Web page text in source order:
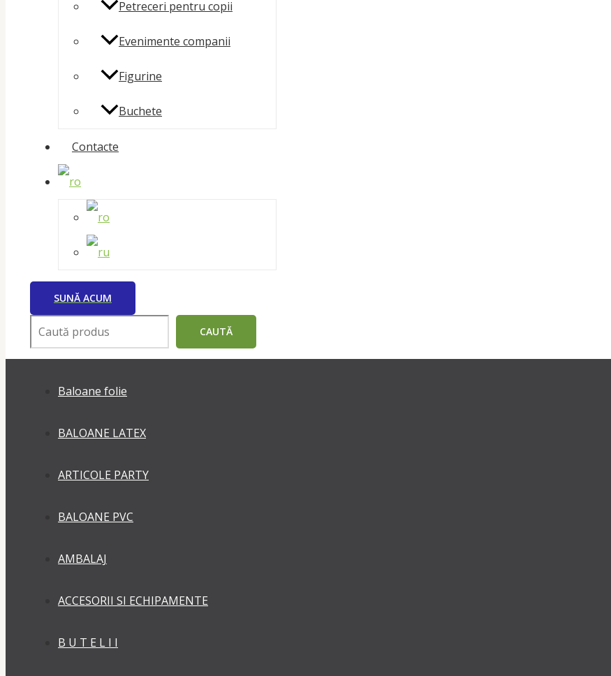
Petreceri pentru copii
Evenimente companii
Figurine
Buchete
Contacte
SUNĂ ACUM
CAUTĂ
Baloane folie
BALOANE LATEX
ARTICOLE PARTY
BALOANE PVC
AMBALAJ
ACCESORII SI ECHIPAMENTE
B U T E L I I